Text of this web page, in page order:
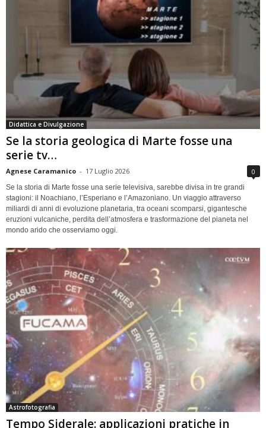
Didattica e Divulgazione
Se la storia geologica di Marte fosse una
serie tv…
Agnese Caramanico - 17 Luglio 2026 0
Se la storia di Marte fosse una serie televisiva, sarebbe divisa in tre grandi
stagioni: il Noachiano, l’Esperiano e l’Amazoniano. Un viaggio attraverso
miliardi di anni di evoluzione planetaria, tra oceani scomparsi, gigantesche
eruzioni vulcaniche, perdita dell’atmosfera e trasformazione del pianeta nel
mondo arido che osserviamo oggi.
Astrofotografia
Tempo Siderale: applicazioni pratiche in